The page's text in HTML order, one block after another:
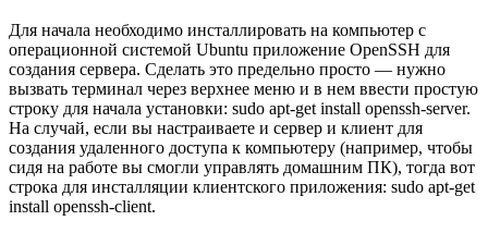
Для начала необходимо инсталлировать на компьютер с
операционной системой Ubuntu приложение OpenSSH для
создания сервера. Сделать это предельно просто — нужно
вызвать терминал через верхнее меню и в нем ввести простую
строку для начала установки: sudo apt-get install openssh-server.
На случай, если вы настраиваете и сервер и клиент для
создания удаленного доступа к компьютеру (например, чтобы
сидя на работе вы смогли управлять домашним ПК), тогда вот
строка для инсталляции клиентского приложения: sudo apt-get
install openssh-client.